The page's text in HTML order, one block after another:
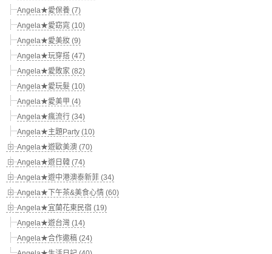
Angela★愛保養 (7)
Angela★愛窈窕 (10)
Angela★愛美妝 (9)
Angela★玩穿搭 (47)
Angela★愛敗家 (82)
Angela★愛玩髮 (10)
Angela★愛美甲 (4)
Angela★瘋流行 (34)
Angela★主題Party (10)
Angela★遊歐美澳 (70)
Angela★遊日韓 (74)
Angela★遊中港澳泰新菲 (34)
Angela★下午茶&美食心情 (60)
Angela★宜蘭花東民宿 (19)
Angela★遊台灣 (14)
Angela★合作邀稿 (24)